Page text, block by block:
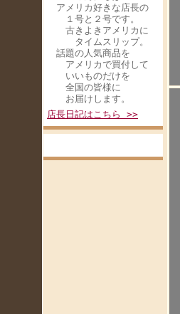
アメリカ好きな店長の
１号と２号です。
古きよきアメリカに
タイムスリップ。
話題の人気商品を
アメリカで買付して
いいものだけを
全国の皆様に
お届けします。
店長日記はこちら >>